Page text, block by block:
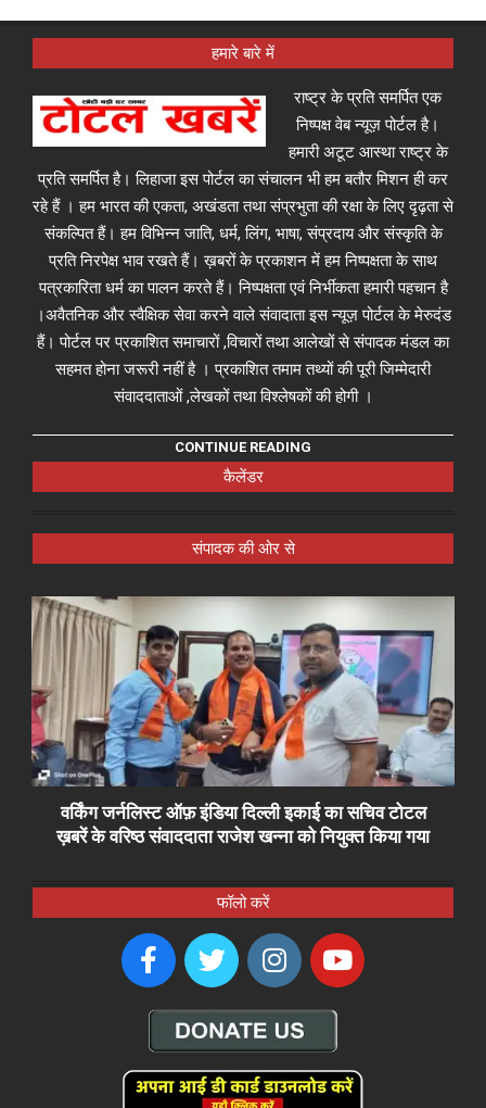
हमारे बारे में
राष्ट्र के प्रति समर्पित एक
निष्पक्ष वेब न्यूज़ पोर्टल है।
हमारी अटूट आस्था राष्ट्र के
प्रति समर्पित है। लिहाजा इस पोर्टल का संचालन भी हम बतौर मिशन ही कर
रहे हैं । हम भारत की एकता, अखंडता तथा संप्रभुता की रक्षा के लिए दृढ़ता से
संकल्पित हैं। हम विभिन्न जाति, धर्म, लिंग, भाषा, संप्रदाय और संस्कृति के
प्रति निरपेक्ष भाव रखते हैं। ख़बरों के प्रकाशन में हम निष्पक्षता के साथ
पत्रकारिता धर्म का पालन करते हैं। निष्पक्षता एवं निर्भीकता हमारी पहचान है
।अवैतनिक और स्वैक्षिक सेवा करने वाले संवादाता इस न्यूज़ पोर्टल के मेरुदंड
हैं। पोर्टल पर प्रकाशित समाचारों ,विचारों तथा आलेखों से संपादक मंडल का
सहमत होना जरूरी नहीं है । प्रकाशित तमाम तथ्यों की पूरी जिम्मेदारी
संवाददाताओं ,लेखकों तथा विश्लेषकों की होगी ।
CONTINUE READING
कैलेंडर
संपादक की ओर से
वर्किंग जर्नलिस्ट ऑफ़ इंडिया दिल्ली इकाई का सचिव टोटल
ख़बरें के वरिष्ठ संवाददाता राजेश खन्ना को नियुक्त किया गया
फॉलो करें